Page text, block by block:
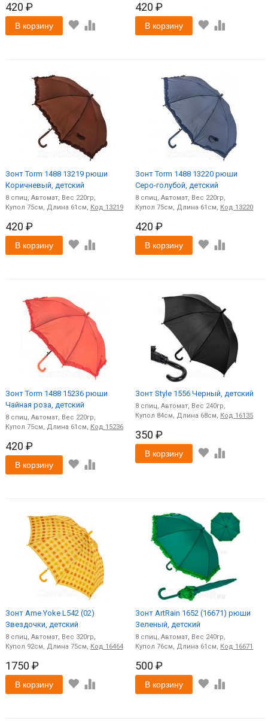
420 ₽
В корзину
420 ₽
В корзину
Зонт Torm 1488 13219 рюши
Коричневый, детский
8спиц Автомат
220
75
61 Код 13219
420 ₽
В корзину
Зонт Torm 1488 13220 рюши
Серо-голубой, детский
8 спиц Автомат
220
75
61 Код 13220
420 ₽
В корзину
Зонт Torm 1488 15236 рюши
Чайная роза, детский
8спиц Автомат
220
75
61 Код 15236
420 ₽
В корзину
Зонт Style 1556 Черный, детский
8 спиц Автомат
240
84
68 Код 16135
350 ₽
В корзину
Зонт Ame Yoke L542 (02)
Звездочки, детский
8спиц Автомат
320
92
75 Код 16464
1750 ₽
В корзину
Зонт ArtRain 1652 (16671) рюши
Зеленый, детский
8 спиц Автомат
240
76
61 Код 16671
500 ₽
В корзину